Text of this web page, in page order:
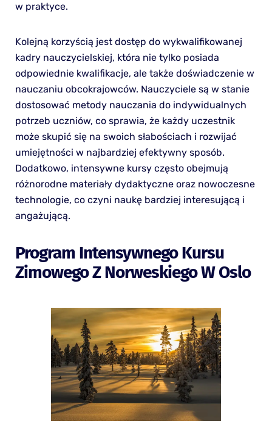
w praktyce.
Kolejną korzyścią jest dostęp do wykwalifikowanej
kadry nauczycielskiej, która nie tylko posiada
odpowiednie kwalifikacje, ale także doświadczenie w
nauczaniu obcokrajowców. Nauczyciele są w stanie
dostosować metody nauczania do indywidualnych
potrzeb uczniów, co sprawia, że każdy uczestnik
może skupić się na swoich słabościach i rozwijać
umiejętności w najbardziej efektywny sposób.
Dodatkowo, intensywne kursy często obejmują
różnorodne materiały dydaktyczne oraz nowoczesne
technologie, co czyni naukę bardziej interesującą i
angażującą.
Program Intensywnego Kursu
Zimowego Z Norweskiego W Oslo